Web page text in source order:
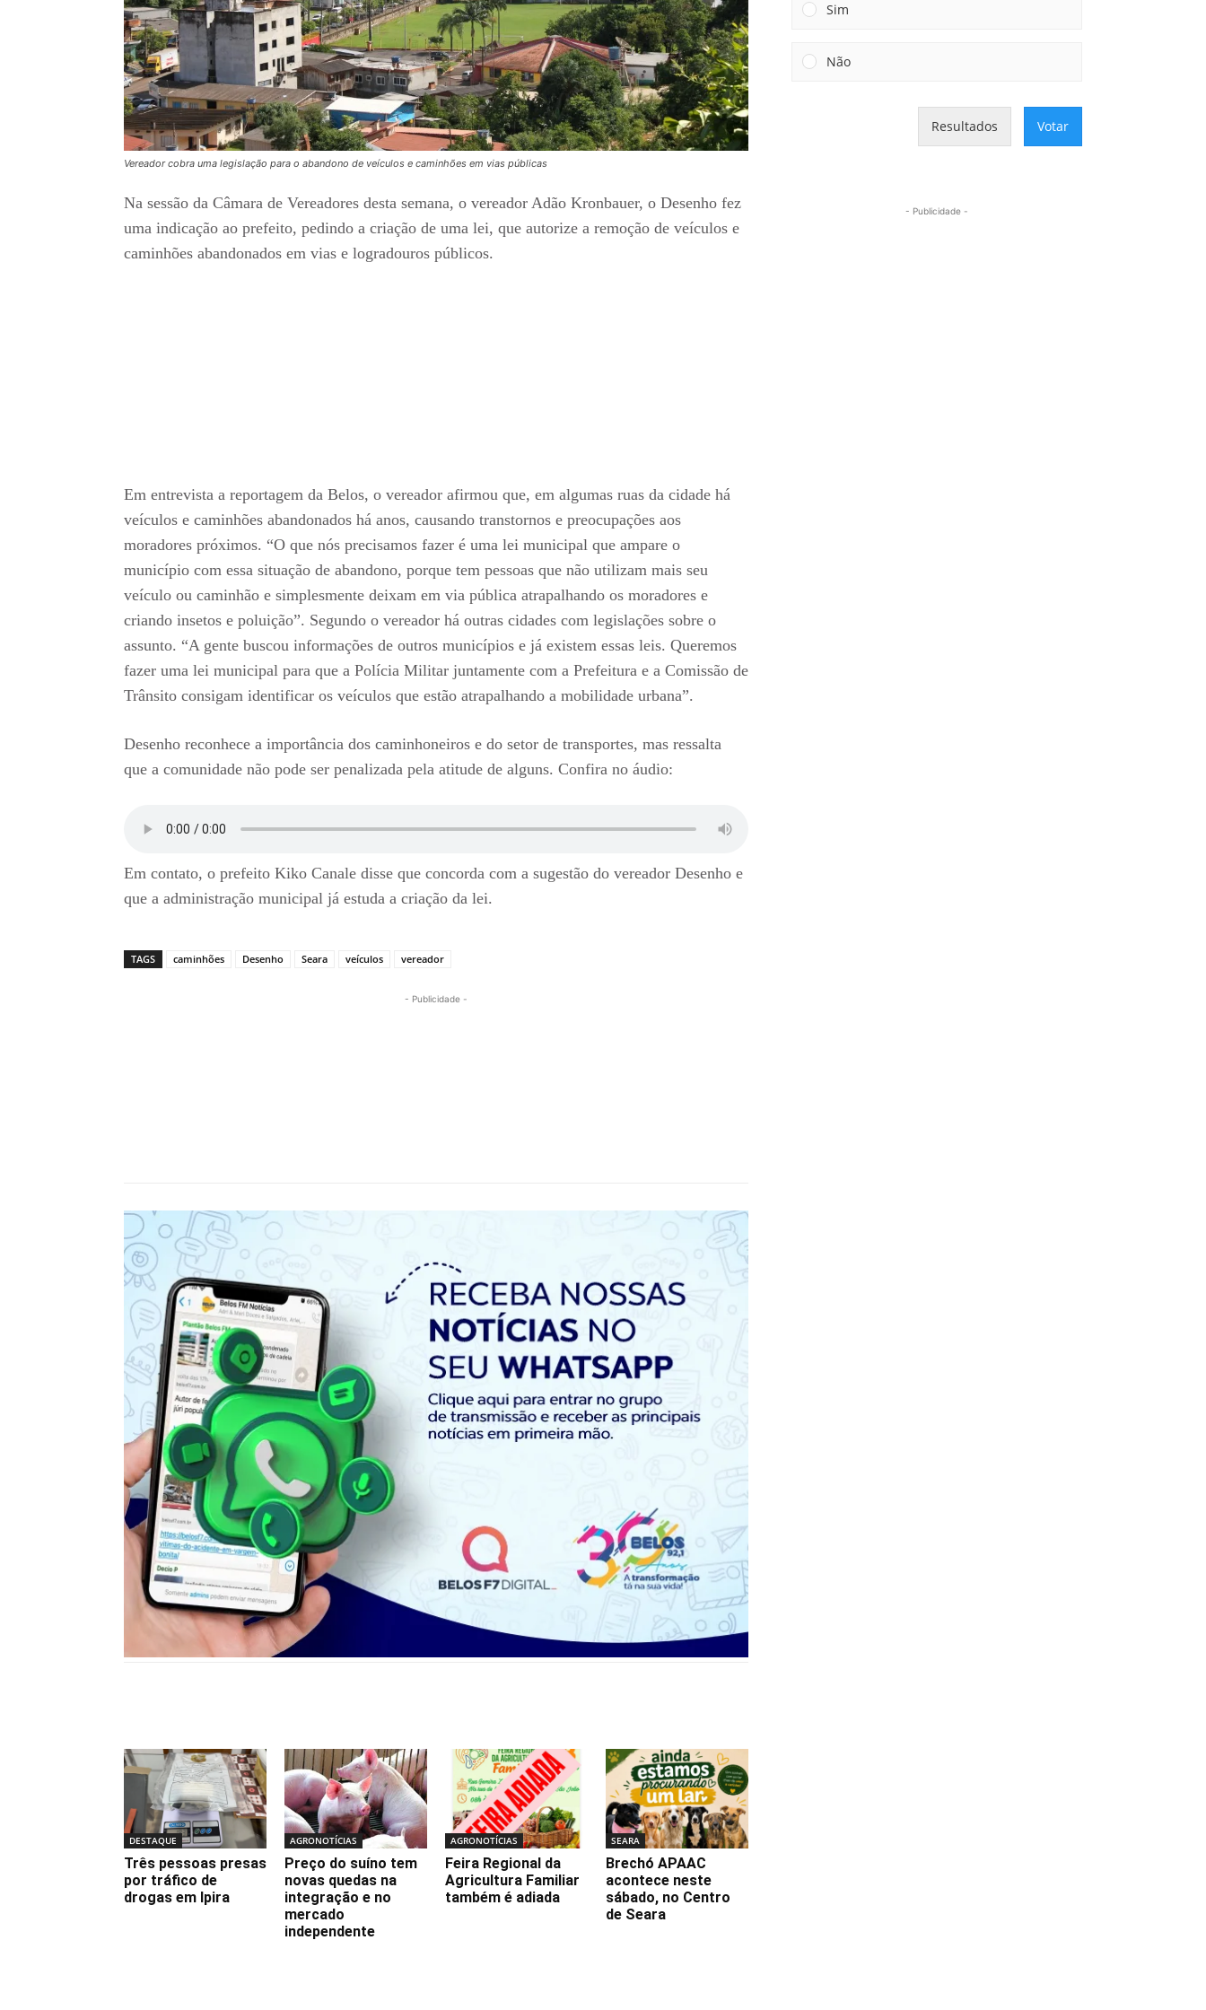
Vereador cobra uma legislação para o abandono de veículos e caminhões em vias públicas
Na sessão da Câmara de Vereadores desta semana, o vereador Adão Kronbauer, o Desenho fez
uma indicação ao prefeito, pedindo a criação de uma lei, que autorize a remoção de veículos e
caminhões abandonados em vias e logradouros públicos.
Em entrevista a reportagem da Belos, o vereador afirmou que, em algumas ruas da cidade há
veículos e caminhões abandonados há anos, causando transtornos e preocupações aos
moradores próximos. “O que nós precisamos fazer é uma lei municipal que ampare o
município com essa situação de abandono, porque tem pessoas que não utilizam mais seu
veículo ou caminhão e simplesmente deixam em via pública atrapalhando os moradores e
criando insetos e poluição”. Segundo o vereador há outras cidades com legislações sobre o
assunto. “A gente buscou informações de outros municípios e já existem essas leis. Queremos
fazer uma lei municipal para que a Polícia Militar juntamente com a Prefeitura e a Comissão de
Trânsito consigam identificar os veículos que estão atrapalhando a mobilidade urbana”.
Desenho reconhece a importância dos caminhoneiros e do setor de transportes, mas ressalta
que a comunidade não pode ser penalizada pela atitude de alguns. Confira no áudio:
Em contato, o prefeito Kiko Canale disse que concorda com a sugestão do vereador Desenho e
que a administração municipal já estuda a criação da lei.
TAGS caminhões Desenho Seara veículos vereador
- Publicidade -
DESTAQUE
Três pessoas presas
por tráfico de
drogas em Ipira
AGRONOTÍCIAS
Preço do suíno tem
novas quedas na
integração e no
mercado
independente
AGRONOTÍCIAS
Feira Regional da
Agricultura Familiar
também é adiada
SEARA
Brechó APAAC
acontece neste
sábado, no Centro
de Seara
Sim
Não
Resultados Votar
- Publicidade -